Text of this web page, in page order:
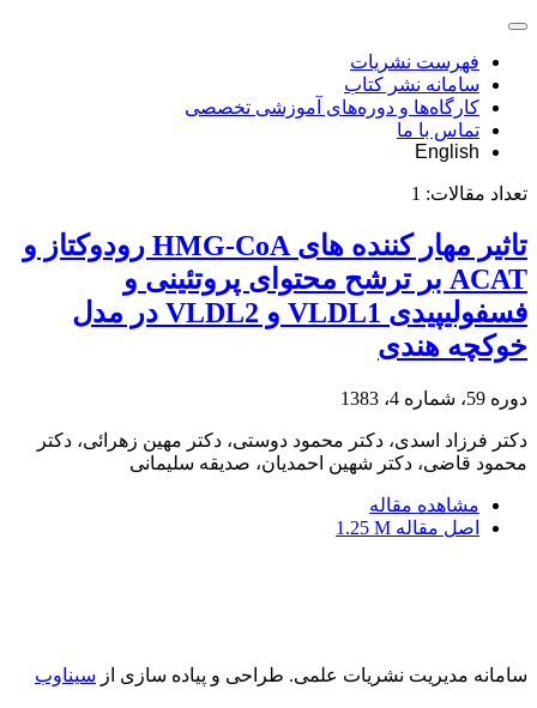
فهرست نشریات
سامانه نشر کتاب
کارگاه‌ها و دوره‌های آموزشی تخصصی
تماس با ما
English
تعداد مقالات: 1
تاثیر مهار کننده های HMG-CoA رودوکتاز و
ACAT بر ترشح محتوای پروتئینی و
فسفولیپیدی VLDL1 و VLDL2 در مدل
خوکچه هندی
دوره 59، شماره 4، 1383
دکتر فرزاد اسدی، دکتر محمود دوستی، دکتر مهین زهرائی، دکتر
محمود قاضی، دکتر شهین احمدیان، صدیقه سلیمانی
مشاهده مقاله
اصل مقاله 1.25 M
سامانه مدیریت نشریات علمی. طراحی و پیاده سازی از سیناوب